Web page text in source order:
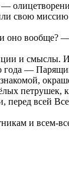
свою
вообще?
и смыслы.
года —
петрушек,
всей
и всем-